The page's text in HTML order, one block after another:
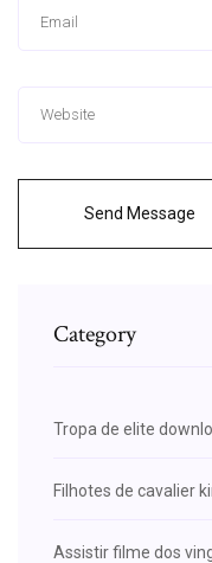
Send Message
Category
Tropa de elite
Filhotes de cavalier
Assistir filme dos